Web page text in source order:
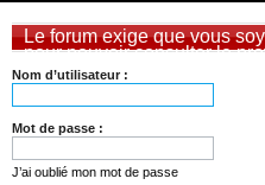
Le forum exige que vous
pour pouvoir consulter le
Nom d’utilisateur :
Mot de passe :
J’ai oublié mon mot de passe